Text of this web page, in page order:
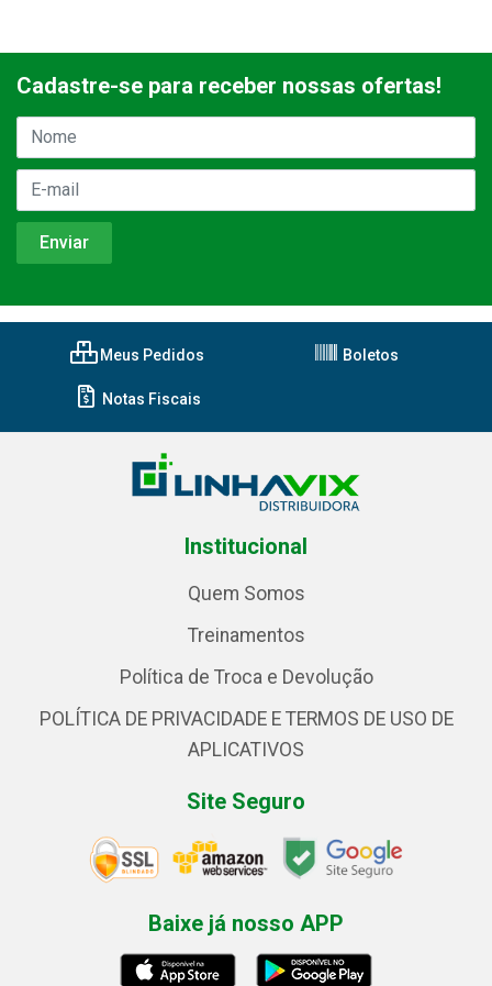
Cadastre-se para receber nossas ofertas!
Meus Pedidos Boletos
Notas Fiscais
Institucional
Quem Somos
Treinamentos
Política de Troca e Devolução
POLÍTICA DE PRIVACIDADE E TERMOS DE USO DE
APLICATIVOS
Site Seguro
Baixe já nosso APP